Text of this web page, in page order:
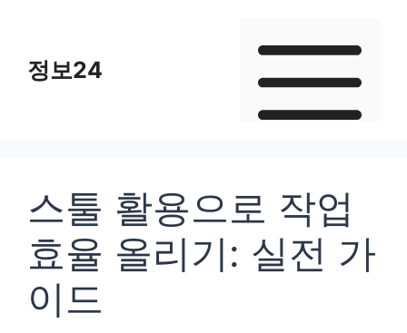
정보24
스툴 활용으로 작업
효율 올리기: 실전 가
이드